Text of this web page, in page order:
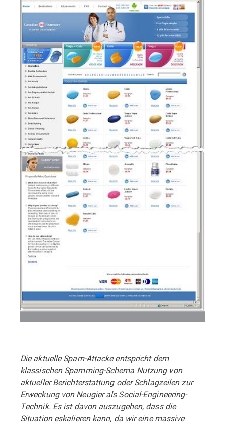
Die aktuelle Spam-Attacke entspricht dem
klassischen Spamming-Schema Nutzung von
aktueller Berichterstattung oder Schlagzeilen zur
Erweckung von Neugier als Social-Engineering-
Technik. Es ist davon auszugehen, dass die
Situation eskalieren kann, da wir eine massive